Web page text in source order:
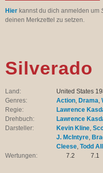
Hier kannst du dich anmelden um
deinen Merkzettel zu setzen.
Silverado
Land:
United States
Genres:
Action, Drama,
Regie:
Lawrence
Drehbuch:
Lawrence
Darsteller:
Kevin Kline,
J. McIntyre,
Cleese, Todd
Wertungen:
7.2 7.1